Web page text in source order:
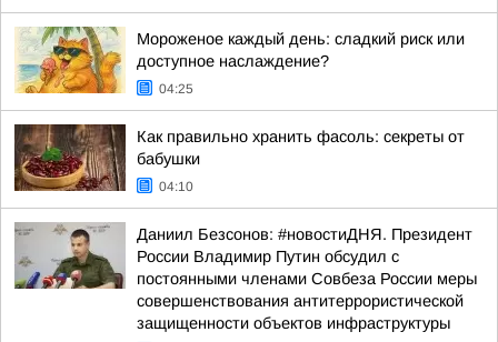
Мороженое каждый день: сладкий риск или
доступное наслаждение?
04:25
Как правильно хранить фасоль: секреты от
бабушки
04:10
Даниил Безсонов: #новостиДНЯ. Президент
России Владимир Путин обсудил с
постоянными членами Совбеза России меры
совершенствования антитеррористической
защищенности объектов инфраструктуры